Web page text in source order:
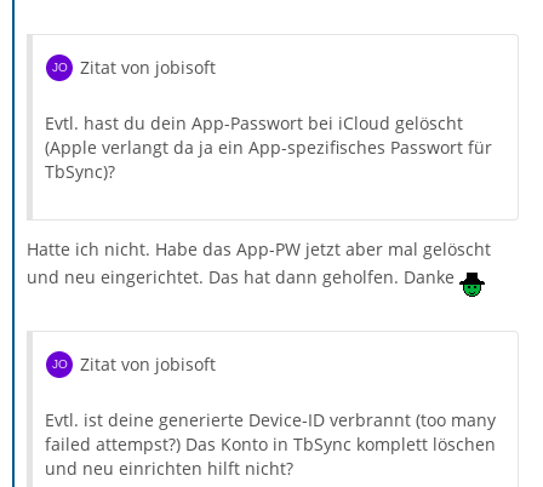
Zitat von jobisoft
Evtl. hast du dein App-Passwort bei iCloud gelöscht
(Apple verlangt da ja ein App-spezifisches Passwort für
TbSync)?
Hatte ich nicht. Habe das App-PW jetzt aber mal gelöscht
und neu eingerichtet. Das hat dann geholfen. Danke
Zitat von jobisoft
Evtl. ist deine generierte Device-ID verbrannt (too many
failed attempst?) Das Konto in TbSync komplett löschen
und neu einrichten hilft nicht?